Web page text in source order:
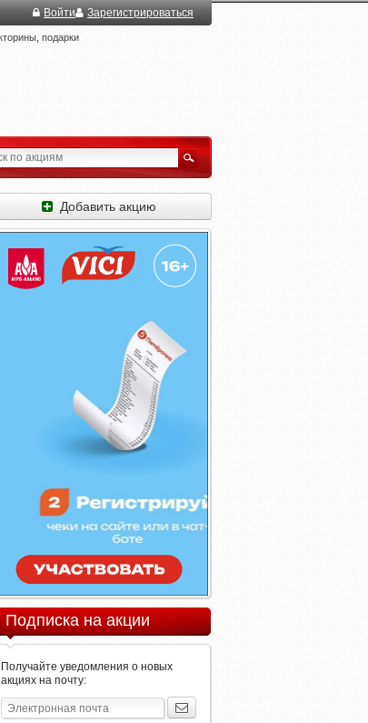
Войти Зарегистрироваться
подарки
Добавить акцию
Подписка на акции
Получайте уведомления о новых
акциях на почту: